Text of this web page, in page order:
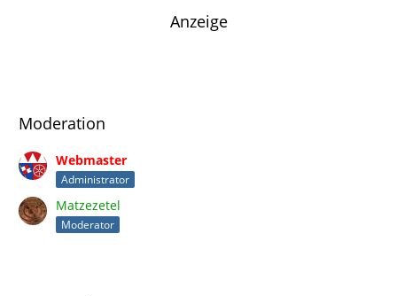
Anzeige
Moderation
Webmaster
Administrator
Matzezetel
Moderator